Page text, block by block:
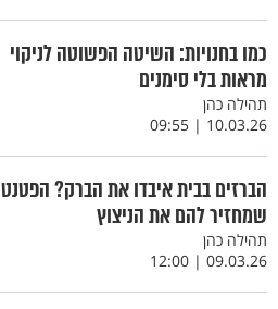
כמו בחנויות: השיטה הפשוטה לניקוי
מראות בלי סימנים
תהילה כהן
10.03.26 | 09:55
הברזים בבית איבדו את הברק? הפטנט
שמחזיר להם את הניצוץ
תהילה כהן
09.03.26 | 12:00